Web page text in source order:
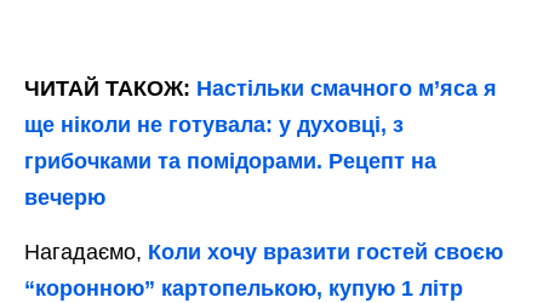
ЧИТАЙ ТАКОЖ: Настільки смачного м’яса я
ще ніколи не готувала: у духовці, з
грибочками та помідорами. Рецепт на
вечерю
Нагадаємо, Коли хочу вразити гостей своєю
“коронною” картопелькою, купую 1 літр